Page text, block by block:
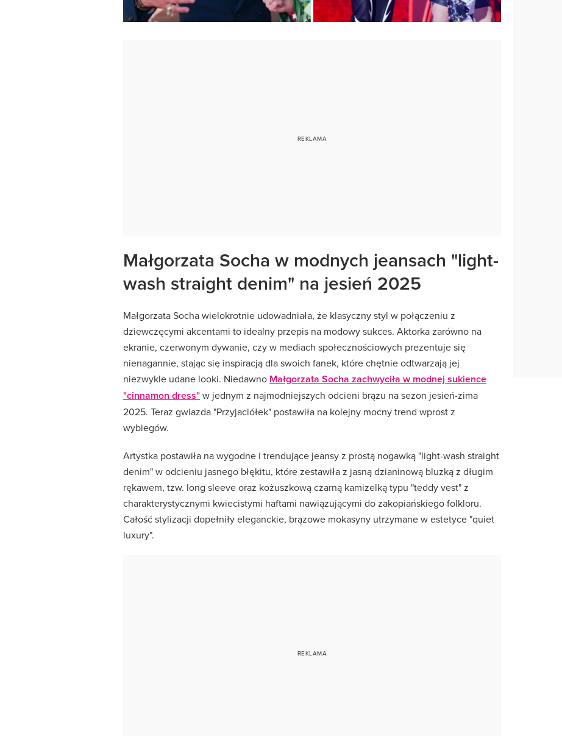
Małgorzata Socha w modnych jeansach "light-
wash straight denim" na jesień 2025
Małgorzata Socha wielokrotnie udowadniała, że klasyczny styl w połączeniu z
dziewczęcymi akcentami to idealny przepis na modowy sukces. Aktorka zarówno na
ekranie, czerwonym dywanie, czy w mediach społecznościowych prezentuje się
nienagannie, stając się inspiracją dla swoich fanek, które chętnie odtwarzają jej
niezwykle udane looki. Niedawno Małgorzata Socha zachwyciła w modnej sukience
"cinnamon dress"w jednym z najmodniejszych odcieni brązu na sezon jesień-zima
2025. Teraz gwiazda "Przyjaciółek" postawiła na kolejny mocny trend wprost z
wybiegów.
Artystka postawiła na wygodne i trendujące jeansy z prostą nogawką "light-wash straight
denim" w odcieniu jasnego błękitu, które zestawiła z jasną dzianinową bluzką z długim
rękawem, tzw. long sleeve oraz kożuszkową czarną kamizelką typu "teddy vest" z
charakterystycznymi kwiecistymi haftami nawiązującymi do zakopiańskiego folkloru.
Całość stylizacji dopełniły eleganckie, brązowe mokasyny utrzymane w estetyce "quiet
luxury".